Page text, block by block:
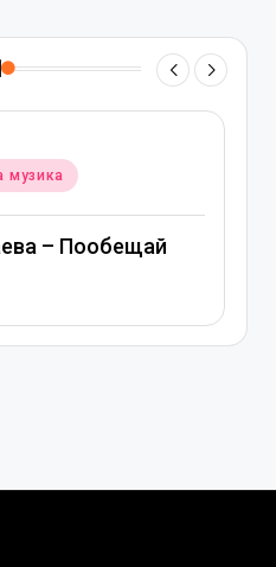
Руска музика
Джанабаева –